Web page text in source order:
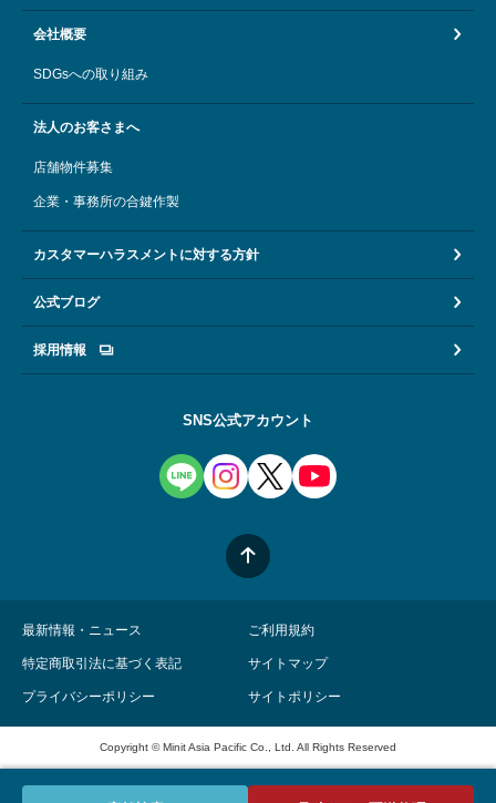
会社概要
SDGsへの取り組み
法人のお客さまへ
店舗物件募集
企業・事務所の合鍵作製
カスタマーハラスメントに対する方針
公式ブログ
採用情報
SNS公式アカウント
最新情報・ニュース ご利用規約
特定商取引法に基づく表記 サイトマップ
プライバシーポリシー サイトポリシー
Copyright © Minit Asia Pacific Co., Ltd. All Rights Reserved